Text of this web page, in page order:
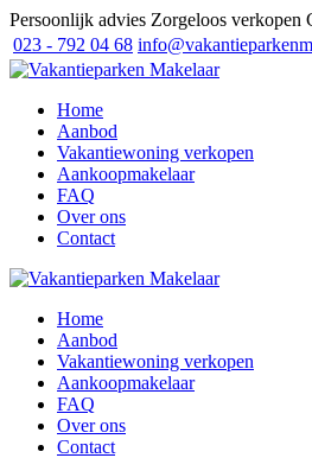
Persoonlijk advies Zorgeloos verkopen
023 - 792 04 68
Home
Aanbod
Vakantiewoning verkopen
Aankoopmakelaar
FAQ
Over ons
Contact
Home
Aanbod
Vakantiewoning verkopen
Aankoopmakelaar
FAQ
Over ons
Contact